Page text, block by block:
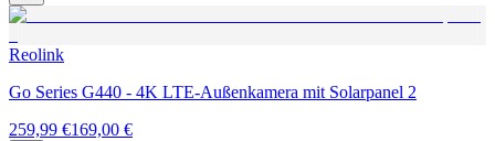
Reolink
Go Series G440 - 4K LTE-Außenkamera mit Solarpanel 2
259,99 €169,00 €